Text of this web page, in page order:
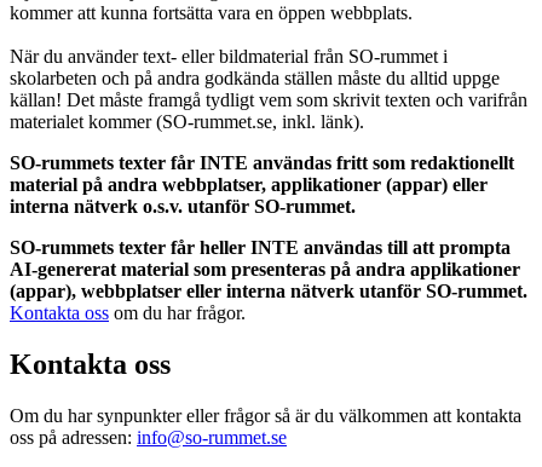
kommer att kunna fortsätta vara en öppen webbplats.
När du använder text- eller bildmaterial från SO-rummet i
skolarbeten och på andra godkända ställen måste du alltid uppge
källan! Det måste framgå tydligt vem som skrivit texten och varifrån
materialet kommer (SO-rummet.se, inkl. länk).
SO-rummets texter får INTE användas fritt som redaktionellt
material på andra webbplatser, applikationer (appar) eller
interna nätverk o.s.v. utanför SO-rummet.
SO-rummets texter får heller INTE användas till att prompta
AI-genererat material som presenteras på andra applikationer
(appar), webbplatser eller interna nätverk utanför SO-rummet.
Kontakta oss om du har frågor.
Kontakta oss
Om du har synpunkter eller frågor så är du välkommen att kontakta
oss på adressen: info@so-rummet.se